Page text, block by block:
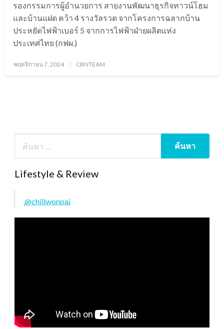
รองกรรมการผู้อำนวยการ สายงานพัฒนาธุรกิจทาวน์โฮม
และบ้านแฝด คว้า 4 รางวัลรวด จากโครงการฉลากบ้าน
ประหยัดไฟฟ้าเบอร์ 5 จากการไฟฟ้าฝ่ายผลิตแห่ง
ประเทศไทย (กฟผ.)
Posted
พฤศจิกายน 7, 2024 CBNTEAM
Lifestyle & Review
@chillwonpai